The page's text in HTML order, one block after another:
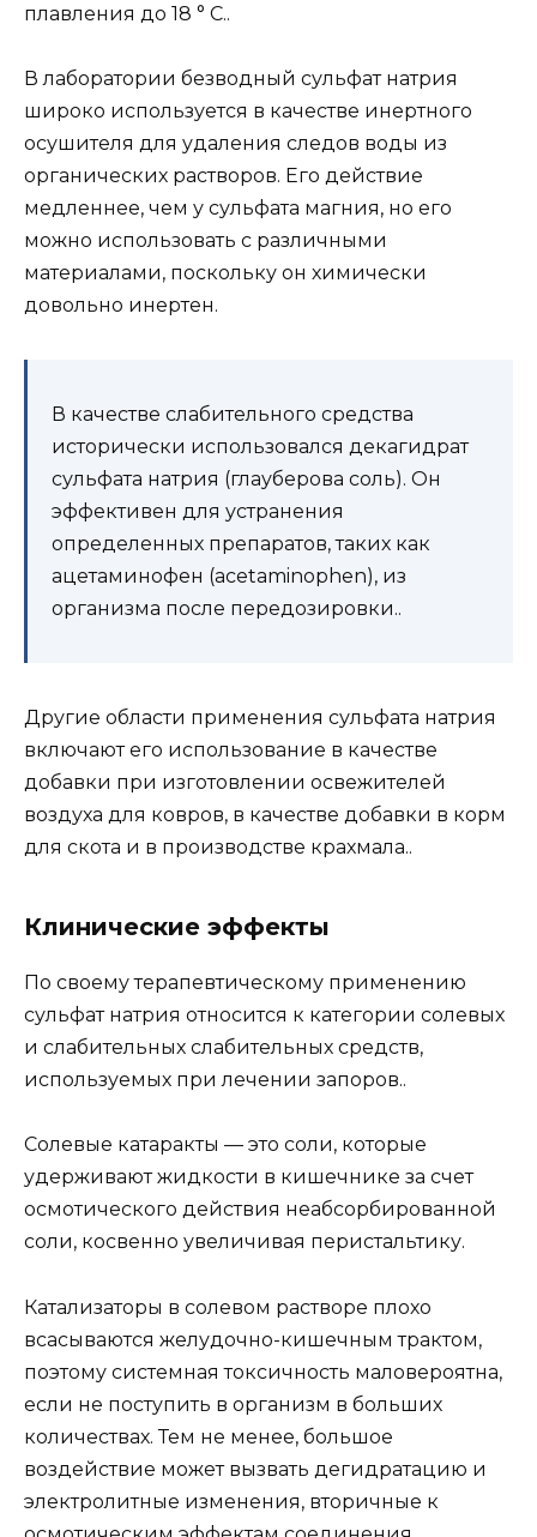
плавления до 18 ° C..
В лаборатории безводный сульфат натрия
широко используется в качестве инертного
осушителя для удаления следов воды из
органических растворов. Его действие
медленнее, чем у сульфата магния, но его
можно использовать с различными
материалами, поскольку он химически
довольно инертен.
В качестве слабительного средства
исторически использовался декагидрат
сульфата натрия (глауберова соль). Он
эффективен для устранения
определенных препаратов, таких как
ацетаминофен (acetaminophen), из
организма после передозировки..
Другие области применения сульфата натрия
включают его использование в качестве
добавки при изготовлении освежителей
воздуха для ковров, в качестве добавки в корм
для скота и в производстве крахмала..
Клинические эффекты
По своему терапевтическому применению
сульфат натрия относится к категории солевых
и слабительных слабительных средств,
используемых при лечении запоров..
Солевые катаракты — это соли, которые
удерживают жидкости в кишечнике за счет
осмотического действия неабсорбированной
соли, косвенно увеличивая перистальтику.
Катализаторы в солевом растворе плохо
всасываются желудочно-кишечным трактом,
поэтому системная токсичность маловероятна,
если не поступить в организм в больших
количествах. Тем не менее, большое
воздействие может вызвать дегидратацию и
электролитные изменения, вторичные к